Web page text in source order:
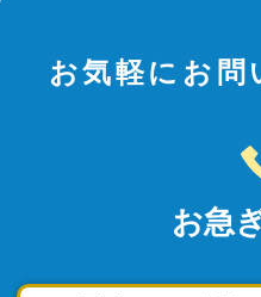
お気軽にお問
お急